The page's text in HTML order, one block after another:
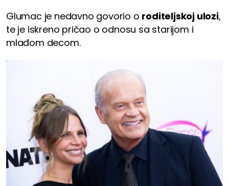
Glumac je nedavno govorio o roditeljskoj ulozi,
te je iskreno pričao o odnosu sa starijom i
mlađom decom.